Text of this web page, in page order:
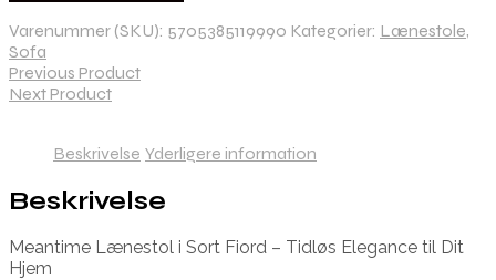
Varenummer (SKU): 5705385119990 Kategorier: Lænestole,
Sofa
Previous Product
Next Product
Beskrivelse Yderligere information
Beskrivelse
Meantime Lænestol i Sort Fiord – Tidløs Elegance til Dit
Hjem